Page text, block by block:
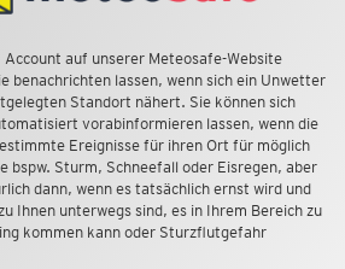
Account auf unserer Meteosafe-Website
benachrichten lassen, wenn sich ein Unwetter
Standort nähert. Sie können sich
vorabinformieren lassen, wenn die
Ereignisse für ihren Ort für möglich
bspw. Sturm, Schneefall oder Eisregen, aber
dann, wenn es tatsächlich ernst wird und
Ihnen unterwegs sind, es in Ihrem Bereich zu
kommen kann oder Sturzflutgefahr